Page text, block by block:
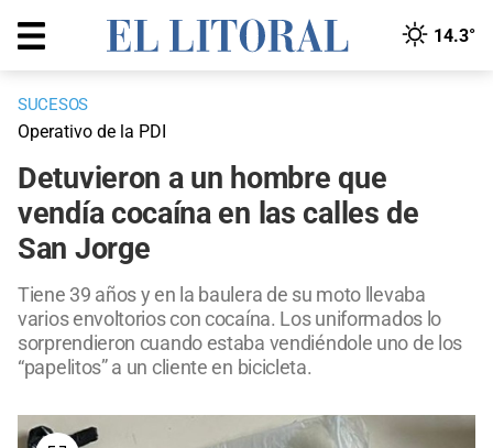
14.3°
SUCESOS
Operativo de la PDI
Detuvieron a un hombre que
vendía cocaína en las calles de
San Jorge
Tiene 39 años y en la baulera de su moto llevaba
varios envoltorios con cocaína. Los uniformados lo
sorprendieron cuando estaba vendiéndole uno de los
“papelitos” a un cliente en bicicleta.